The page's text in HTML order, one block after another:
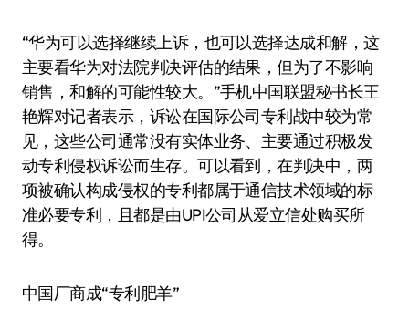
“华为可以选择继续上诉，也可以选择达成和解，这
主要看华为对法院判决评估的结果，但为了不影响
销售，和解的可能性较大。”手机中国联盟秘书长王
艳辉对记者表示，诉讼在国际公司专利战中较为常
见，这些公司通常没有实体业务、主要通过积极发
动专利侵权诉讼而生存。可以看到，在判决中，两
项被确认构成侵权的专利都属于通信技术领域的标
准必要专利，且都是由UPI公司从爱立信处购买所
得。
中国厂商成“专利肥羊”